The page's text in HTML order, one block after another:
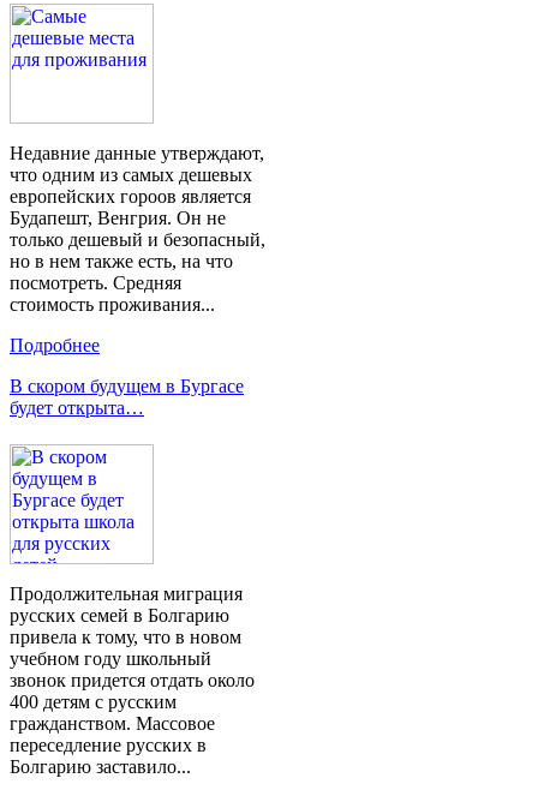
Недавние данные утверждают,
что одним из самых дешевых
европейских гороов является
Будапешт, Венгрия. Он не
только дешевый и безопасный,
но в нем также есть, на что
посмотреть. Средняя
стоимость проживания...
Подробнее
В скором будущем в Бургасе
будет открыта…
Продолжительная миграция
русских семей в Болгарию
привела к тому, что в новом
учебном году школьный
звонок придется отдать около
400 детям с русским
гражданством. Массовое
переседление русских в
Болгарию заставило...